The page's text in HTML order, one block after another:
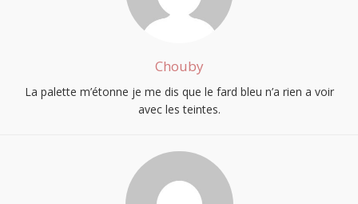
Chouby
La palette m’étonne je me dis que le fard bleu n’a rien a voir
avec les teintes.